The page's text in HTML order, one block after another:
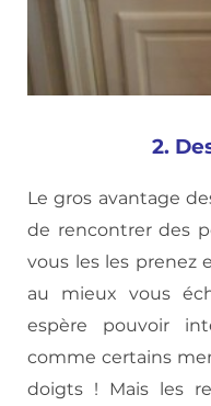
2.
Le gros avantage
de rencontrer des
vous les les prenez
au mieux vous
espère pouvoir
comme certains
doigts ! Mais les